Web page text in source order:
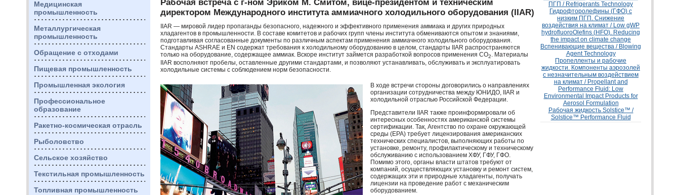
Медицинская
промышленность
Металлургическая
промышленность
Обращение с отходами
Пищевая промышленность
Промышленная экология
Профессиональное
образование
Ракетно-космическая отрасль
Рыболовство
Сельское хозяйство
Текстильная промышленность
Топливная промышленность
Рабочая встреча с г-ном Эриком М. Смитом, вице-президентом и техническим
директором Международного института аммиачного холодильного оборудования (IIAR)
IIAR — мировой лидер пропаганды безопасного, надежного и эффективного применения аммиака и других природных
хладагентов в промышленности. В составе комитетов и рабочих групп члены института обмениваются опытом и знаниями,
подготавливая согласованные документы по различным аспектам применения аммиачного холодильного оборудования.
Стандарты ASHRAE и EN содержат требования к холодильному оборудованию в целом, стандарты IIAR распространяются
только на оборудование, содержащее аммиак. Вскоре институт займется разработкой вопросов применения CO2. Материалы
IIAR восполняют пробелы, оставленные другими стандартами, и позволяют устанавливать, обслуживать и эксплуатировать
холодильные системы с соблюдением норм безопасности.
В ходе встречи стороны договорились о направлениях
организации сотрудничества между ЮНИДО, IIAR и
холодильной отраслью Российской Федерации.
Представители
IIAR также проинформировали об
интересных особенностях американской системы
сертификации. Так, Агентство по охране окружающей
среды (ЕРА) требует лицензирования американских
технических специалистов, выполняющих работы по
установке, ремонту, профилактическому и техническому
обслуживанию с использованием ХФУ, ГФУ, ГФО.
Помимо этого, органы власти штатов требуют от
компаний, осуществляющих установку и ремонт систем,
содержащих эти и природные хладагенты, получать
лицензии на проведение работ с механическим
оборудованием.
ПГП / Refrigerants Technology
Гидрофторолефины (ГФО) с
низким ПГП . Снижение
воздействия на климат / Low gWP
hydrofluoroOlefins (HFO). Reducing
the impact on climate change
Вспенивающие вещества / Blowing
Agent Technology
Пропелленты и рабочие
жидкости. Компоненты аэрозолей
с незначительным воздействием
на климат / Propellant and
Performance Fluid: Low
Environmental Impact Products for
Aerosol Formulation
Рабочая жидкость Solstice™ /
Solstice™ Performance Fluid